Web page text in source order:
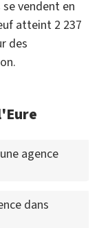
vendent en
atteint 2 237
des
agence
dans